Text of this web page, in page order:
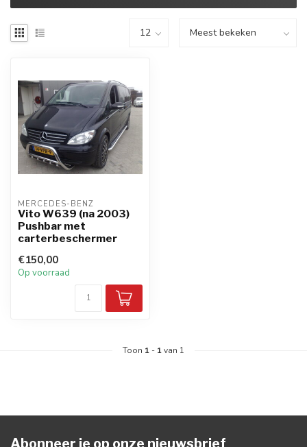
MERCEDES-BENZ
Vito W639 (na 2003)
Pushbar met
carterbeschermer
€150,00
Op voorraad
Toon 1 - 1van 1
Abonneer je op onze nieuwsbrief